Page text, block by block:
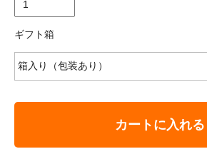
ギフト箱
カートに入れる